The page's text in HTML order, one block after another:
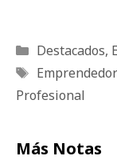
Categorías
Destacados,
Etiquetas
Profesional
Más Notas